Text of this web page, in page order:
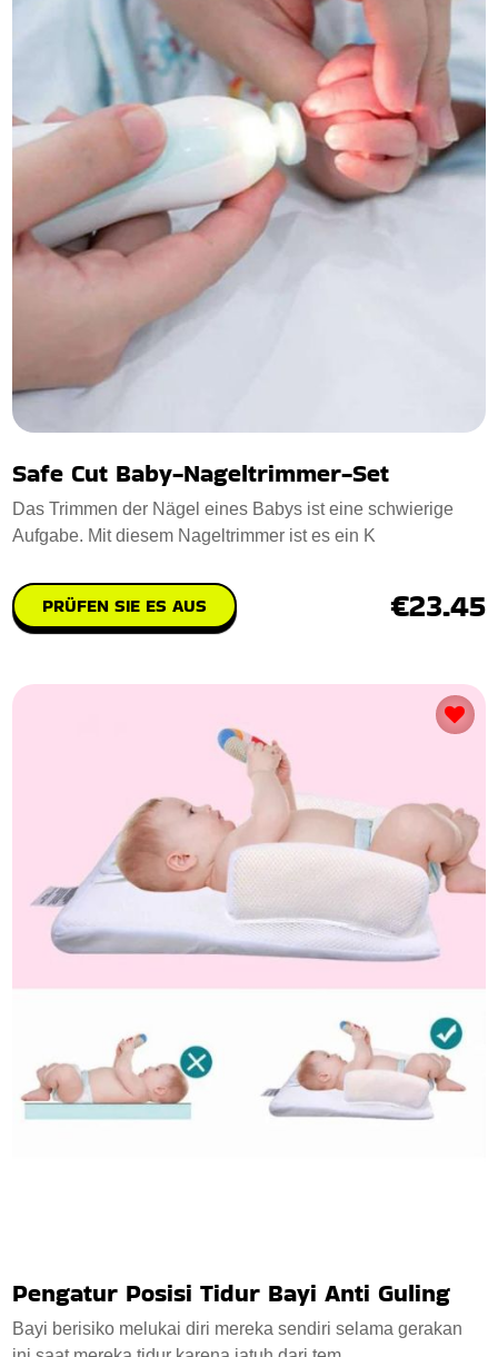
Safe Cut Baby-Nageltrimmer-Set
Das Trimmen der Nägel eines Babys ist eine schwierige
Aufgabe. Mit diesem Nageltrimmer ist es ein K
PRÜFEN SIE ES AUS €23.45
Pengatur Posisi Tidur Bayi Anti Guling
Bayi berisiko melukai diri mereka sendiri selama gerakan